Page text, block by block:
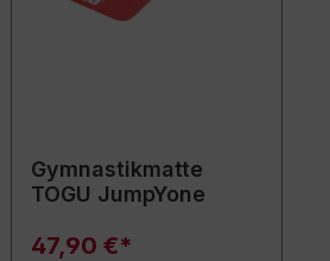
Gymnastikmatte
TOGU JumpYone
47,90 €*